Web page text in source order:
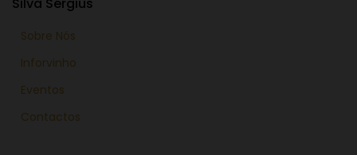
Sobre Nós
Inforvinho
Eventos
Contactos